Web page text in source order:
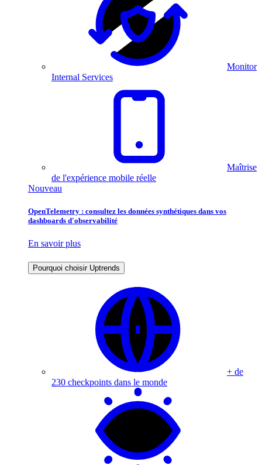
Monitor
Internal Services
Maîtrise
de l'expérience mobile réelle
Nouveau
OpenTelemetry : consultez les données synthétiques dans vos
dashboards d'observabilité
En savoir plus
Pourquoi choisir Uptrends
+ de
230 checkpoints dans le monde